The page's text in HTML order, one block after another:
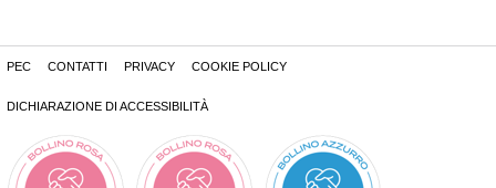
PEC CONTATTI PRIVACY COOKIE POLICY
DICHIARAZIONE DI ACCESSIBILITÀ